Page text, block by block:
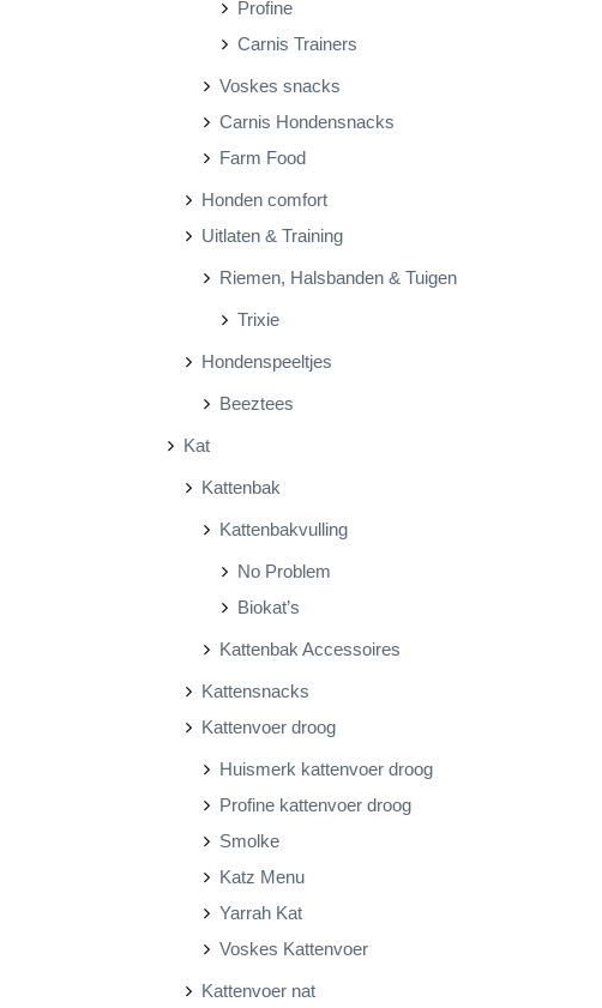
Profine
Carnis Trainers
Voskes snacks
Carnis Hondensnacks
Farm Food
Honden comfort
Uitlaten & Training
Riemen, Halsbanden & Tuigen
Trixie
Hondenspeeltjes
Beeztees
Kat
Kattenbak
Kattenbakvulling
No Problem
Biokat’s
Kattenbak Accessoires
Kattensnacks
Kattenvoer droog
Huismerk kattenvoer droog
Profine kattenvoer droog
Smolke
Katz Menu
Yarrah Kat
Voskes Kattenvoer
Kattenvoer nat